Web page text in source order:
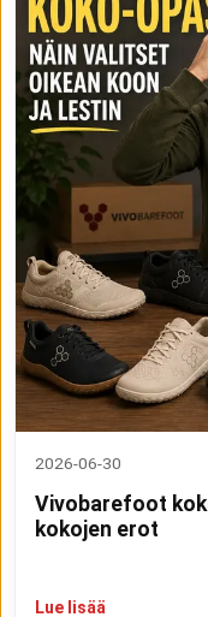
2026-06-30
Vivobarefoot
kokojen erot
Lue lisää